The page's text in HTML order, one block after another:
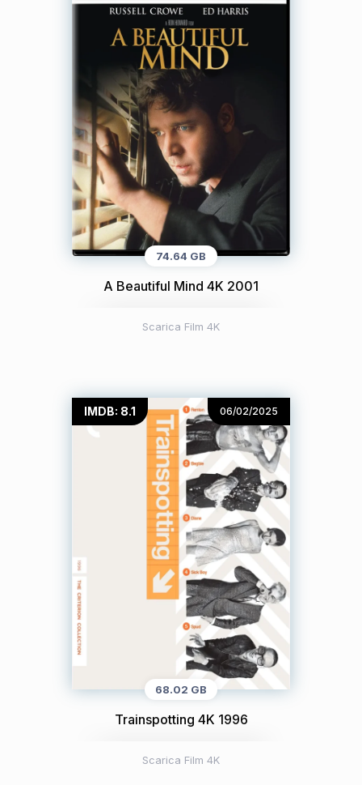
74.64 GB
A Beautiful Mind 4K 2001
Scarica Film 4K
IMDB: 8.1 06/02/2025
68.02 GB
Trainspotting 4K 1996
Scarica Film 4K